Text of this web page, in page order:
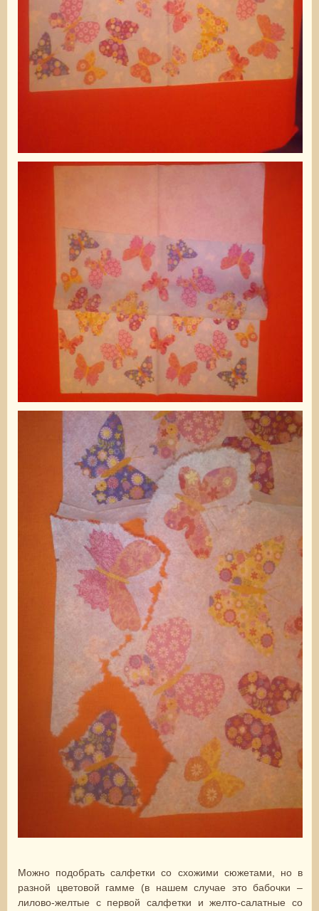
Можно подобрать салфетки со схожими сюжетами, но в
разной цветовой гамме (в нашем случае это бабочки –
лилово-желтые с первой салфетки и желто-салатные со